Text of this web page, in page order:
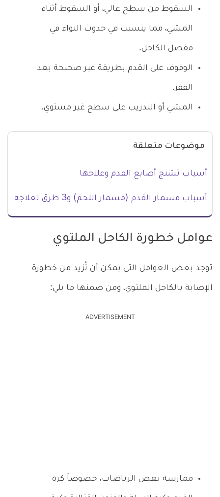
السقوط من سطح عالي، أو السقوط أثناء
المشي، مما يتسبب في حدوث التواء في
مفصل الكاحل.
الوقوف على القدم بطريقة غير صحيحة بعد
القفز.
المشي أو التدريب على سطح غير مستوي.
موضوعات متعلقة
أسباب تشنج أصابع القدم وعلاجها
أسباب مسمار القدم (مسمار اللحم) و3 طرق لعلاجه
عوامل خطورة الكاحل الملتوي
توجد بعض العوامل التي يمكن أن تُزيد من خطورة
الإصابة بالكاحل الملتوي، ومن ضمنها ما يلي:
ADVERTISEMENT
ممارسة بعض الرياضات، خصوصاً كرة